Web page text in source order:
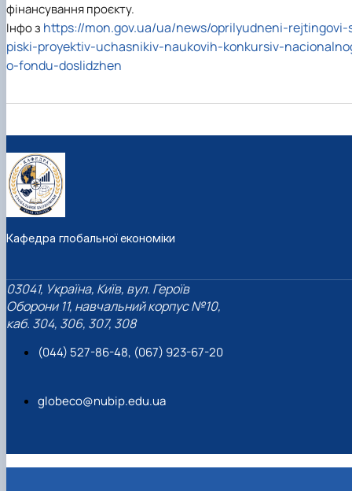
фінансування проєкту.
Інфо з https://mon.gov.ua/ua/news/oprilyudneni-rejtingovi-
piski-proyektiv-uchasnikiv-naukovih-konkursiv-
o-fondu-doslidzhen
Кафедра глобальної економіки
03041, Україна, Київ, вул. Героїв
Оборони 11, навчальний корпус №10,
каб. 304, 306, 307, 308
(044) 527-86-48, (067) 923-67-20
globeco@nubip.edu.ua